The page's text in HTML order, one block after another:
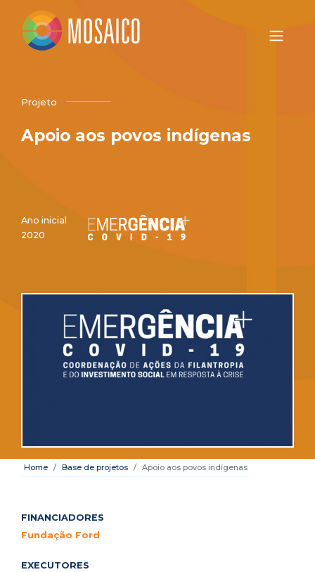
Projeto
Apoio aos povos indígenas
Ano inicial
2020
Home Base de projetos Apoio aos povos indígenas
FINANCIADORES
Fundação Ford
EXECUTORES